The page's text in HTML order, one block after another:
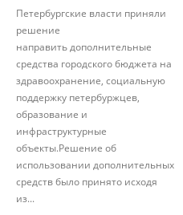
Петербургские власти приняли
решение
направить дополнительные
средства городского бюджета на
здравоохранение, социальную
поддержку петербуржцев,
образование и
инфраструктурные
объекты.Решение об
использовании дополнительных
средств было принято исходя
из...